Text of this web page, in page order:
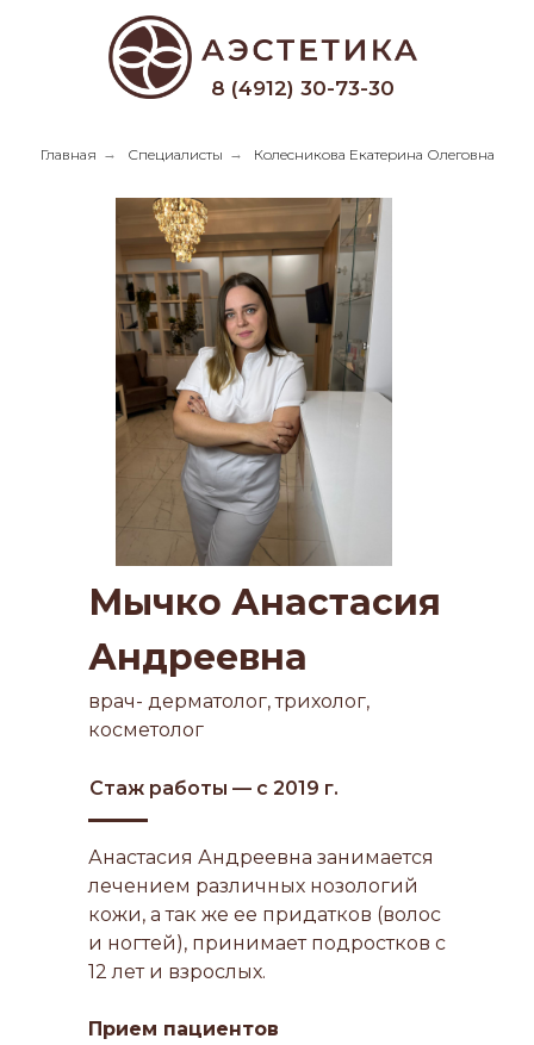
8 (4912) 30-73-30
Главная → Специалисты → Колесникова Екатерина Олеговна
Мычко Анастасия
Андреевна
врач- дерматолог, трихолог,
косметолог
Стаж работы — с 2019 г.
Анастасия Андреевна занимается
лечением различных нозологий
кожи, а так же ее придатков (волос
и ногтей), принимает подростков с
12 лет и взрослых.
Прием пациентов